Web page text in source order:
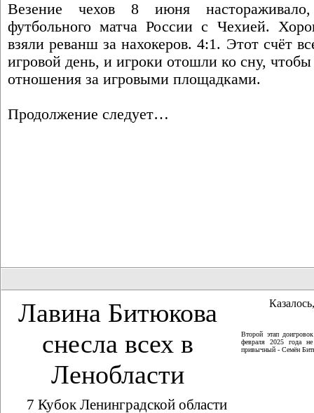
Везение чехов 8 июня
футбольного матча России с Чехией.
взяли реванш за нахокеров. 4:1. Этот счёт
игровой день, и игроки отошли ко сну,
отношения за игровыми площадками.
Продолжение следует…
Лавина Битюкова
снесла всех в
Ленобласти
7 Кубок Ленинградской области
Второй этап
февраля 2025 года
привычный - Семён